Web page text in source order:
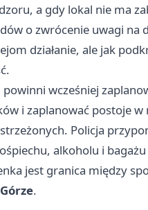
a gdy lokal nie ma
o zwrócenie uwagi na
działanie, ale jak
wcześniej
i zaplanować postoje
Policja
alkoholu i
jest granica między
.